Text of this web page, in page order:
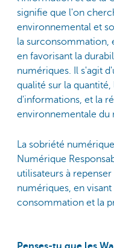
signifie que l'on
environnemental et
la surconsommation,
en favorisant la
numériques. Il s'agit
qualité sur la
d'informations, et la
environnementale du
La sobriété
Numérique
utilisateurs à
numériques, en
consommation et la